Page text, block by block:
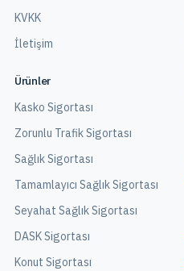
KVKK
İletişim
Ürünler
Kasko Sigortası
Zorunlu Trafik Sigortası
Sağlık Sigortası
Tamamlayıcı Sağlık Sigortası
Seyahat Sağlık Sigortası
DASK Sigortası
Konut Sigortası